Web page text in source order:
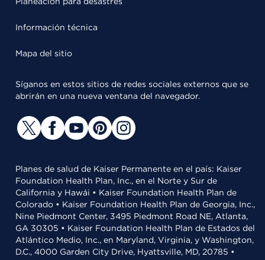
Información técnica
Mapa del sitio
Síganos en estos sitios de redes sociales externos que se
abrirán en una nueva ventana del navegador.
Planes de salud de Kaiser Permanente en el país: Kaiser
Foundation Health Plan, Inc., en el Norte y Sur de
California y Hawái • Kaiser Foundation Health Plan de
Colorado • Kaiser Foundation Health Plan de Georgia, Inc.,
Nine Piedmont Center, 3495 Piedmont Road NE, Atlanta,
GA 30305 • Kaiser Foundation Health Plan de Estados del
Atlántico Medio, Inc., en Maryland, Virginia, y Washington,
D.C., 4000 Garden City Drive, Hyattsville, MD, 20785 •